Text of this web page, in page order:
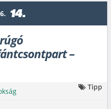
14.
–
Tipp